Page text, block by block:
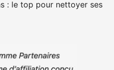
: le top pour nettoyer ses